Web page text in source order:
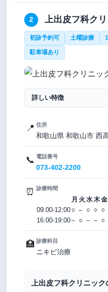
2 上出皮フ科ク
初診予約可 土曜診療
駐車場あり
詳しい特徴
📍 住所
和歌山県 和歌山市 西
📞 電話番号
073-402-2200
⏰ 診療時間
月 火 水木金
09:00-12:00 ○ – ○ ○ ○
16:00-19:00– ○ – – ○
🏥 診療科目
ニキビ治療
上出皮フ科クリニッ